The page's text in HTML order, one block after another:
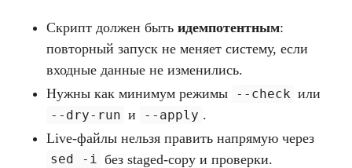
Скрипт должен быть идемпотентным:
повторный запуск не меняет систему, если
входные данные не изменились.
Нужны как минимум режимы
--check или
--dry-run и --apply .
Live-файлы нельзя править напрямую через
sed -i без staged-copy и проверки.